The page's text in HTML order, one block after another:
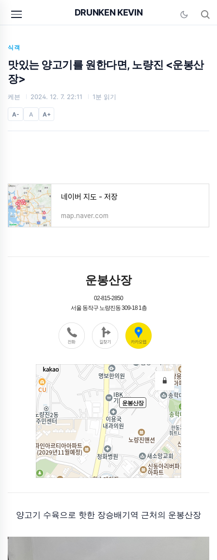
DRUNKEN KEVIN
식객
맛있는 양고기를 원한다면, 노량진 <운봉산
장>
케븐 2024. 12. 7. 22:11 1분 읽기
A- A A+
네이버 지도 - 저장
map.naver.com
양고기 수육으로 핫한 장승배기역 근처의 운봉산장